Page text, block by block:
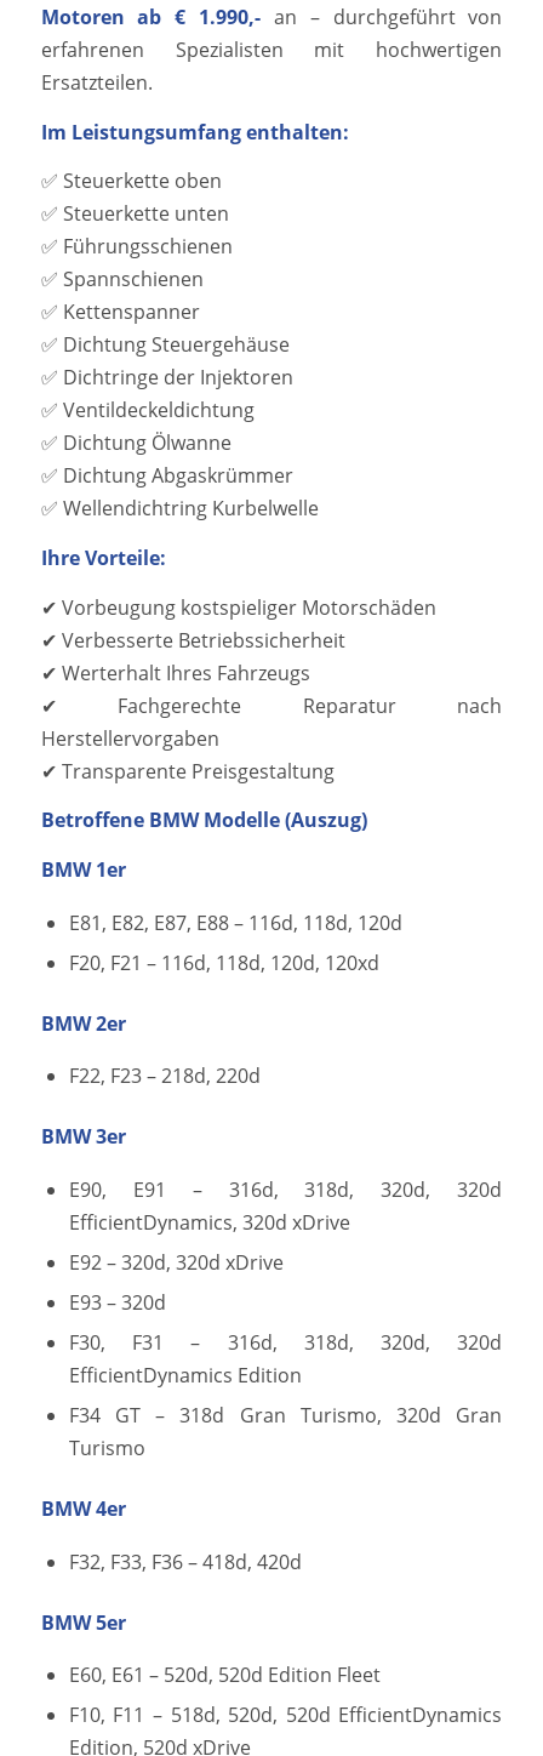
Motoren ab € 1.990,- an – durchgeführt von
erfahrenen Spezialisten mit hochwertigen
Ersatzteilen.
Im Leistungsumfang enthalten:
✅ Steuerkette oben
✅ Steuerkette unten
✅ Führungsschienen
✅ Spannschienen
✅ Kettenspanner
✅ Dichtung Steuergehäuse
✅ Dichtringe der Injektoren
✅ Ventildeckeldichtung
✅ Dichtung Ölwanne
✅ Dichtung Abgaskrümmer
✅ Wellendichtring Kurbelwelle
Ihre Vorteile:
✔ Vorbeugung kostspieliger Motorschäden
✔ Verbesserte Betriebssicherheit
✔ Werterhalt Ihres Fahrzeugs
✔ Fachgerechte Reparatur nach
Herstellervorgaben
✔ Transparente Preisgestaltung
Betroffene BMW Modelle (Auszug)
BMW 1er
E81, E82, E87, E88 – 116d, 118d, 120d
F20, F21 – 116d, 118d, 120d, 120xd
BMW 2er
F22, F23 – 218d, 220d
BMW 3er
E90, E91 – 316d, 318d, 320d, 320d
EfficientDynamics, 320d xDrive
E92 – 320d, 320d xDrive
E93 – 320d
F30, F31 – 316d, 318d, 320d, 320d
EfficientDynamics Edition
F34 GT – 318d Gran Turismo, 320d Gran
Turismo
BMW 4er
F32, F33, F36 – 418d, 420d
BMW 5er
E60, E61 – 520d, 520d Edition Fleet
F10, F11 – 518d, 520d, 520d EfficientDynamics
Edition, 520d xDrive